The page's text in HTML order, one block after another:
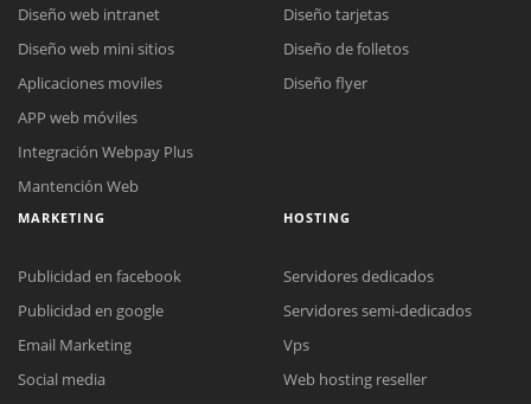
Reunión online
Nuestros ejecutivos le enviarán un correo electrónico con el enlace a
Chat Online
Diseño web intranet
Diseño web mini sitios
Aplicaciones moviles
APP web móviles
Integración Webpay Plus
Mantención Web
Diseño tarjetas
Diseño de folletos
Diseño flyer
MARKETING
Publicidad en facebook
Publicidad en google
Email Marketing
Social media
HOSTING
Servidores dedicados
Servidores semi-dedicados
Vps
Web hosting reseller